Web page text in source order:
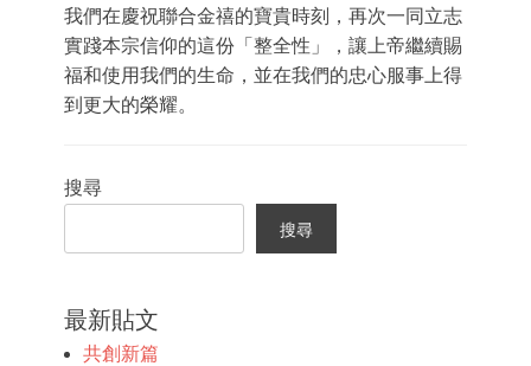
我們在慶祝聯合金禧的寶貴時刻，再次一同立志
實踐本宗信仰的這份「整全性」，讓上帝繼續賜
福和使用我們的生命，並在我們的忠心服事上得
到更大的榮耀。
聯
感
體
會
搜尋
搜尋
最新貼文
共創新篇